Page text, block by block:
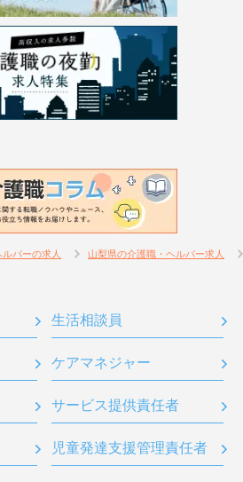
パーの求人 山梨県の介護職・ヘルパー求人
生活相談員
ケアマネジャー
サービス提供責任者
児童発達支援管理責任者